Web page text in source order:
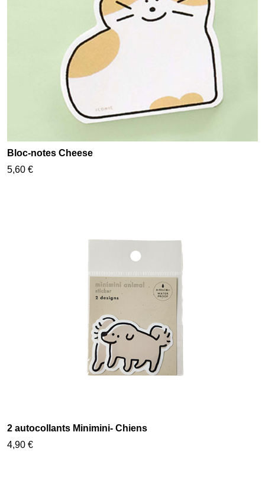
Bloc-notes Cheese
5,60 €
2 autocollants Minimini- Chiens
4,90 €